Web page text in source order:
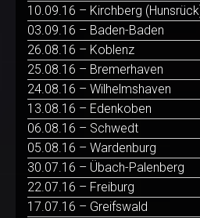
10.09.16 – Kirchberg
03.09.16 – Baden-Baden
26.08.16 – Koblenz
25.08.16 – Bremerhaven
24.08.16 – Wilhelmshaven
13.08.16 – Edenkoben
06.08.16 – Schwedt
05.08.16 – Wardenburg
30.07.16 – Übach-Palenberg
22.07.16 – Freiburg
17.07.16 – Greifswald